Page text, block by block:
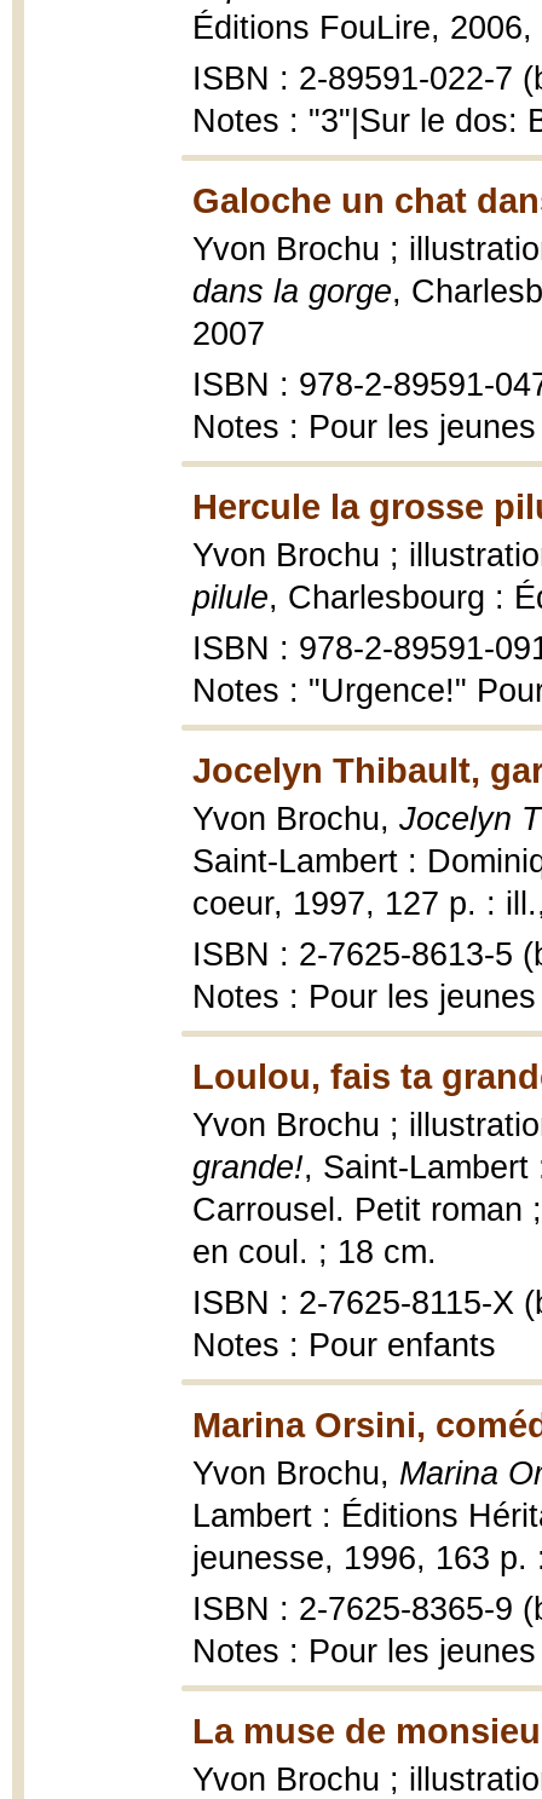
Éditions FouLire,
ISBN : 2-89591-022-7
Notes : "3"|Sur le dos:
Galoche un chat
Yvon Brochu ;
dans la gorge,
2007
ISBN : 978-2-89591-
Notes : Pour les
Hercule la grosse
Yvon Brochu ;
pilule, Charlesbourg :
ISBN : 978-2-89591-
Notes : "Urgence!"
Jocelyn Thibault,
Yvon Brochu, Jocelyn
Saint-Lambert :
coeur, 1997, 127 p. :
ISBN : 2-7625-8613-5
Notes : Pour les jeunes
Loulou, fais ta
Yvon Brochu ;
grande!, Saint-
Carrousel. Petit roman
en coul. ; 18 cm.
ISBN : 2-7625-8115-X
Notes : Pour enfants
Marina Orsini,
Yvon Brochu, Marina
Lambert : Éditions
jeunesse, 1996, 163
ISBN : 2-7625-8365-9
Notes : Pour les jeunes
La muse de
Yvon Brochu ;